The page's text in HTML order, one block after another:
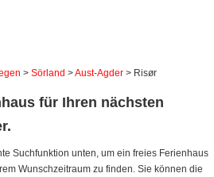
> Sörland >Aust-Agder > Risør
für Ihren nächsten
Suchfunktion unten, um ein freies Ferienhaus
Wunschzeitraum zu finden. Sie können die